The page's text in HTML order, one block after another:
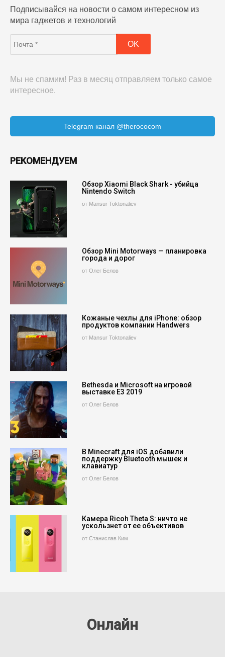
Подписывайся на новости о самом интересном из
мира гаджетов и технологий
Мы не спамим! Раз в месяц отправляем только самое
интересное.
Telegram канал @therococom
РЕКОМЕНДУЕМ
Обзор Xiaomi Black Shark - убийца
Nintendo Switch
от Mansur Toktonaliev
Обзор Mini Motorways — планировка
города и дорог
от Олег Белов
Кожаные чехлы для iPhone: обзор
продуктов компании Handwers
от Mansur Toktonaliev
Bethesda и Microsoft на игровой
выставке E3 2019
от Олег Белов
В Minecraft для iOS добавили
поддержку Bluetooth мышек и
клавиатур
от Олег Белов
Камера Ricoh Theta S: ничто не
ускользнет от ее объективов
от Станислав Ким
Онлайн